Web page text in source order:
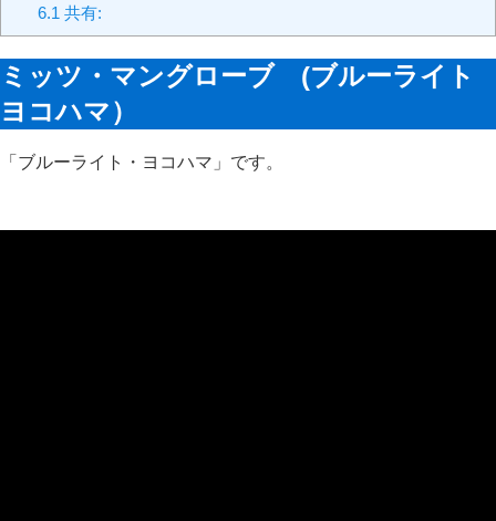
6.1 共有:
ミッツ・マングローブ (ブルーライト
ヨコハマ）
「ブルーライト・ヨコハマ」です。